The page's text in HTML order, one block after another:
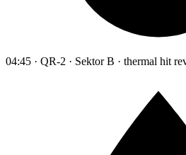
04:45 · QR-2 · Sektor B · thermal hit